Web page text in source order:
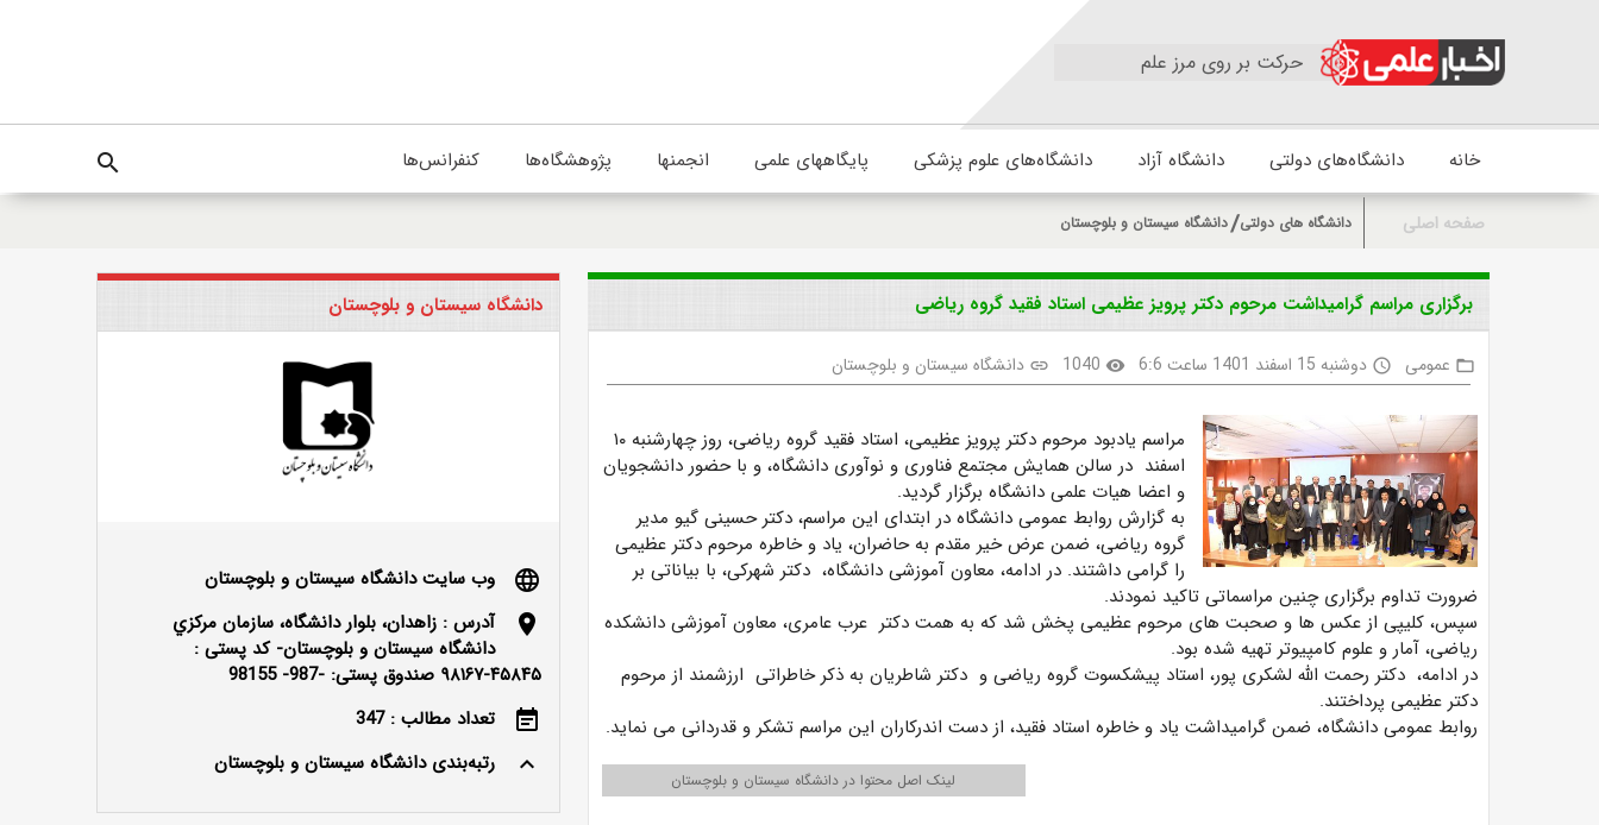
حرکت بر روی مرز علم
خانه دانشگاه‌های دولتی دانشگاه آزاد دانشگاه‌های علوم پزشکی پایگاههای علمی انجمنها پژوهشگاه‌ها کنفرانس‌ها search
صفحه اصلی دانشگاه های دولتی دانشگاه سیستان و بلوچستان
برگزاری مراسم گرامیداشت مرحوم دکتر پرویز عظیمی استاد فقید گروه ریاضی
folder_open عمومی access_time دوشنبه 15 اسفند 1401 ساعت 6:6 visibility
1040
link دانشگاه سیستان و بلوچستان
مراسم یادبود مرحوم دکتر پرویز عظیمی، استاد فقید گروه ریاضی، روز چهارشنبه ۱۰
اسفند در سالن همایش مجتمع فناوری و نوآوری دانشگاه، و با حضور دانشجویان
و اعضا هیات علمی دانشگاه برگزار گردید.
به گزارش روابط عمومی دانشگاه در ابتدای این مراسم، دکتر حسینی گیو مدیر
گروه ریاضی، ضمن عرض خیر مقدم به حاضران، یاد و خاطره مرحوم دکتر عظیمی
را گرامی داشتند. در ادامه، معاون آموزشی دانشگاه، دکتر شهرکی، با بیاناتی بر
ضرورت تداوم برگزاری چنین مراسماتی تاکید نمودند.
سپس، کلیپی از عکس ها و صحبت های مرحوم عظیمی پخش شد که به همت دکتر عرب عامری، معاون آموزشی دانشکده
ریاضی، آمار و علوم کامپیوتر تهیه شده بود.
در ادامه، دکتر رحمت الله لشکری پور، استاد پیشکسوت گروه ریاضی و دکتر شاطریان به ذکر خاطراتی ارزشمند از مرحوم
دکتر عظیمی پرداختند.
روابط عمومی دانشگاه، ضمن گرامیداشت یاد و خاطره استاد فقید، از دست اندرکاران این مراسم تشکر و قدردانی می نماید.
لینک اصل محتوا در دانشگاه سیستان و بلوچستان
دانشگاه سیستان و بلوچستان
language
وب سایت دانشگاه سیستان و بلوچستان
location_on
آدرس : زاهدان، بلوار دانشگاه، سازمان مرکزي
دانشگاه سيستان و بلوچستان- کد پستی :
۴۵۸۴۵-۹۸۱۶۷ صندوق پستی: -987- 98155
event_note
تعداد مطالب : 347
keyboard_arrow_up
رتبه‌بندی دانشگاه سیستان و بلوچستان